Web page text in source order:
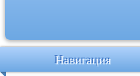
Навигация